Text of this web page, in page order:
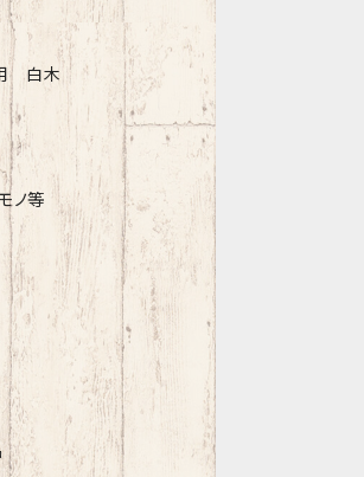
白木
ノ等